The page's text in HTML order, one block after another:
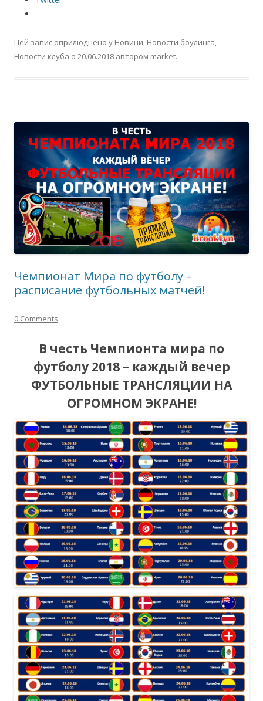
Цей запис оприлюднено у Новини, Новости боулинга,
Новости клуба о 20.06.2018 автором market.
Чемпионат Мира по футболу –
расписание футбольных матчей!
0 Comments
В честь Чемпионта мира по
футболу 2018 – каждый вечер
ФУТБОЛЬНЫЕ ТРАНСЛЯЦИИ НА
ОГРОМНОМ ЭКРАНЕ!